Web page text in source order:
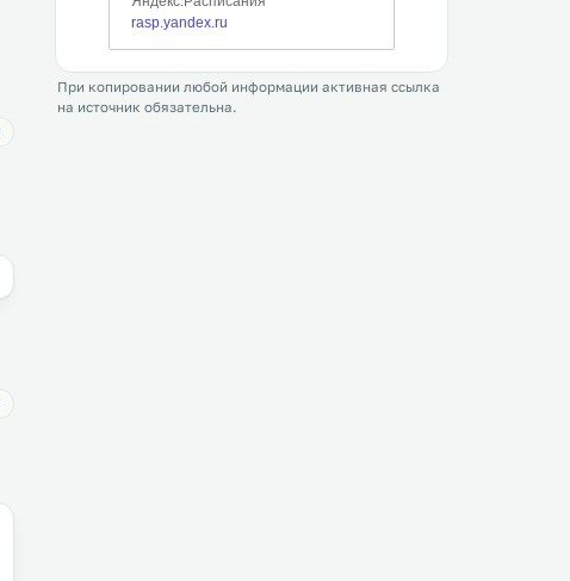
При копировании любой информации активная ссылка
на источник обязательна.